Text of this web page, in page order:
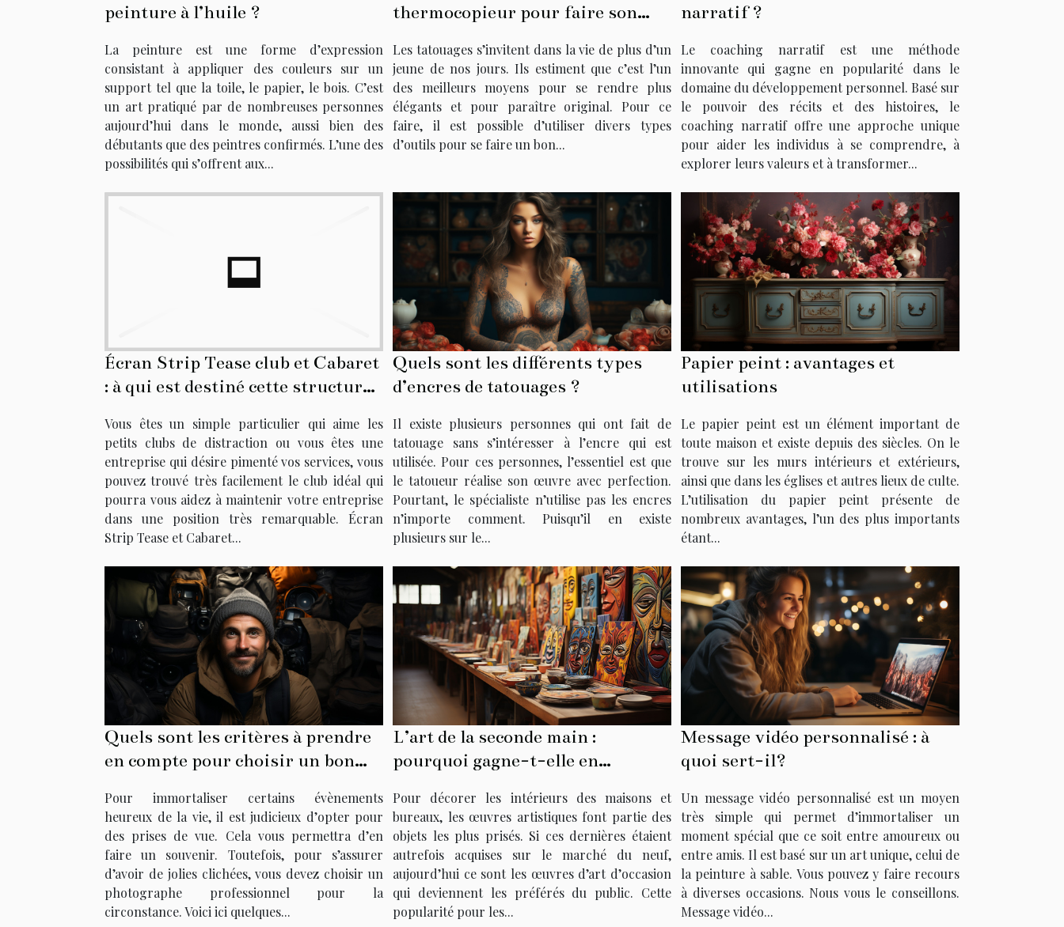
peinture à l’huile ?
La peinture est une forme d’expression
consistant à appliquer des couleurs sur un
support tel que la toile, le papier, le bois. C’est
un art pratiqué par de nombreuses personnes
aujourd’hui dans le monde, aussi bien des
débutants que des peintres confirmés. L’une des
possibilités qui s’offrent aux...
thermocopieur pour faire son
Les tatouages s’invitent dans la vie de plus d’un
jeune de nos jours. Ils estiment que c’est l’un
des meilleurs moyens pour se rendre plus
élégants et pour paraître original. Pour ce
faire, il est possible d’utiliser divers types
d’outils pour se faire un bon...
narratif ?
Le coaching narratif est une méthode
innovante qui gagne en popularité dans le
domaine du développement personnel. Basé sur
le pouvoir des récits et des histoires, le
coaching narratif offre une approche unique
pour aider les individus à se comprendre, à
explorer leurs valeurs et à transformer...
Écran Strip Tease club et Cabaret
: à qui est destiné cette structure
Vous êtes un simple particulier qui aime les
petits clubs de distraction ou vous êtes une
entreprise qui désire pimenté vos services, vous
pouvez trouvé très facilement le club idéal qui
pourra vous aidez à maintenir votre entreprise
dans une position très remarquable. Écran
Strip Tease et Cabaret...
Quels sont les différents types
d’encres de tatouages ?
Il existe plusieurs personnes qui ont fait de
tatouage sans s’intéresser à l’encre qui est
utilisée. Pour ces personnes, l’essentiel est que
le tatoueur réalise son œuvre avec perfection.
Pourtant, le spécialiste n’utilise pas les encres
n’importe comment. Puisqu’il en existe
plusieurs sur le...
Papier peint : avantages et
utilisations
Le papier peint est un élément important de
toute maison et existe depuis des siècles. On le
trouve sur les murs intérieurs et extérieurs,
ainsi que dans les églises et autres lieux de culte.
L’utilisation du papier peint présente de
nombreux avantages, l’un des plus importants
étant...
Quels sont les critères à prendre
en compte pour choisir un bon
Pour immortaliser certains évènements
heureux de la vie, il est judicieux d’opter pour
des prises de vue. Cela vous permettra d’en
faire un souvenir. Toutefois, pour s’assurer
d’avoir de jolies clichées, vous devez choisir un
photographe professionnel pour la
circonstance. Voici ici quelques...
L’art de la seconde main :
pourquoi gagne-t-elle en
Pour décorer les intérieurs des maisons et
bureaux, les œuvres artistiques font partie des
objets les plus prisés. Si ces dernières étaient
autrefois acquises sur le marché du neuf,
aujourd’hui ce sont les œuvres d’art d’occasion
qui deviennent les préférés du public. Cette
popularité pour les...
Message vidéo personnalisé : à
quoi sert-il?
Un message vidéo personnalisé est un moyen
très simple qui permet d’immortaliser un
moment spécial que ce soit entre amoureux ou
entre amis. Il est basé sur un art unique, celui de
la peinture à sable. Vous pouvez y faire recours
à diverses occasions. Nous vous le conseillons.
Message vidéo...